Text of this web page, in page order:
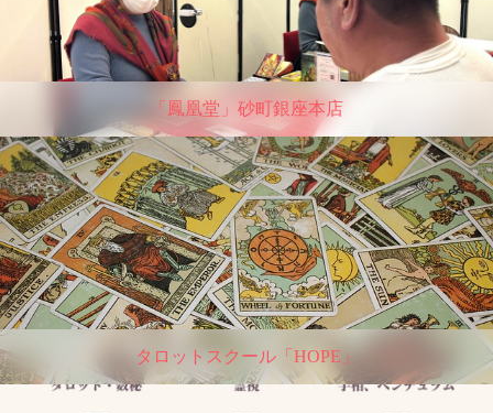
「鳳凰堂」砂町銀座本店
タロットスクール「HOPE」